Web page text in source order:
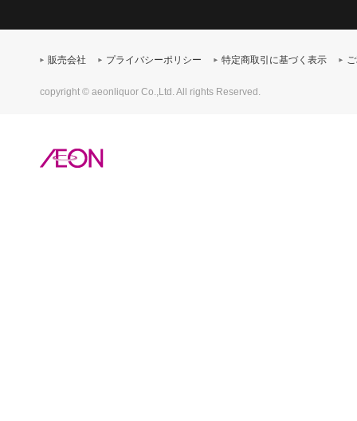
販売会社 プライバシーポリシー 特定商取引に基づく表示
copyright © aeonliquor Co.,Ltd. All rights Reserved.